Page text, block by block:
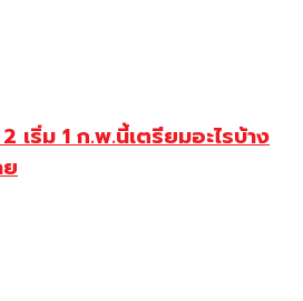
เริ่ม 1 ก.พ.นี้เตรียมอะไรบ้าง
ย